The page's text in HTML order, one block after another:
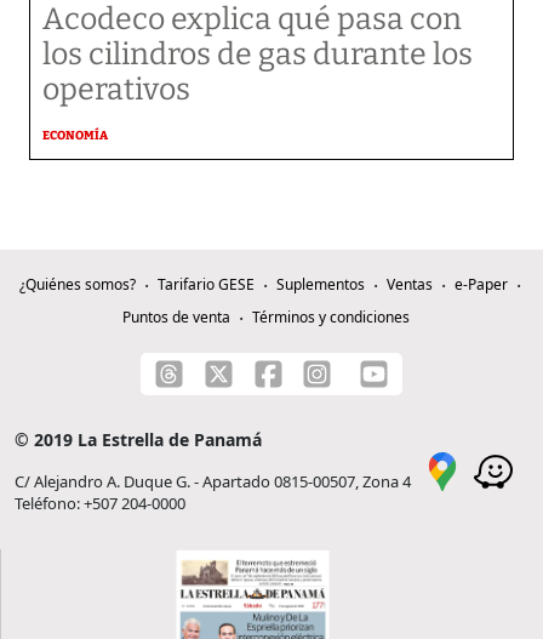
Acodeco explica qué pasa con
los cilindros de gas durante los
operativos
ECONOMÍA
¿Quiénes somos? Tarifario GESE Suplementos Ventas
e-Paper
Puntos de venta
Términos y condiciones
© 2019 La Estrella de Panamá
C/ Alejandro A. Duque G. - Apartado 0815-00507, Zona 4
Teléfono: +507 204-0000